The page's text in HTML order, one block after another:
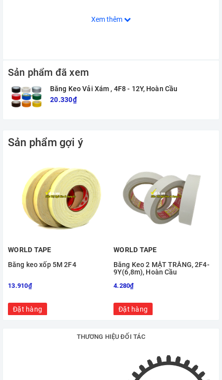
Xem thêm
Sản phẩm đã xem
Băng Keo Vải Xám , 4F8 - 12Y, Hoàn Cầu
20.330₫
Sản phẩm gợi ý
WORLD TAPE
Băng keo xốp 5M 2F4
13.910₫
Đặt hàng
WORLD TAPE
Băng Keo 2 MẶT TRẮNG, 2F4-
9Y(6,8m), Hoàn Cầu
4.280₫
Đặt hàng
THƯƠNG HIỆU ĐỐI TÁC